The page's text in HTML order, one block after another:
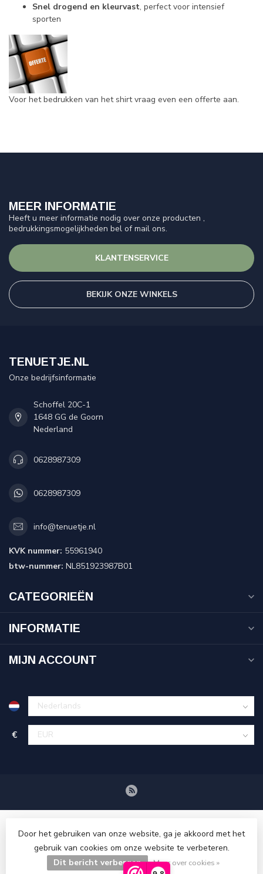
Snel drogend en kleurvast, perfect voor intensief
sporten
Voor het bedrukken van het shirt vraag even een offerte aan.
MEER INFORMATIE
Heeft u meer informatie nodig over onze producten ,
bedrukkingsmogelijkheden bel of mail ons.
KLANTENSERVICE
BEKIJK ONZE WINKELS
TENUETJE.NL
Onze bedrijfsinformatie
Schoffel 20C-1
1648 GG de Goorn
Nederland
0628987309
0628987309
info@tenuetje.nl
KVK nummer: 55961940
btw-nummer: NL851923987B01
CATEGORIEËN
INFORMATIE
MIJN ACCOUNT
€
© Copyright 2026 Tenuetje.nl
Door het gebruiken van onze website, ga je akkoord met het
gebruik van cookies om onze website te verbeteren.
Dit bericht verbergen
Meer over cookies »